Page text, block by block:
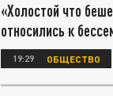
«Холостой что
относились к
19:29 ОБЩЕСТВО